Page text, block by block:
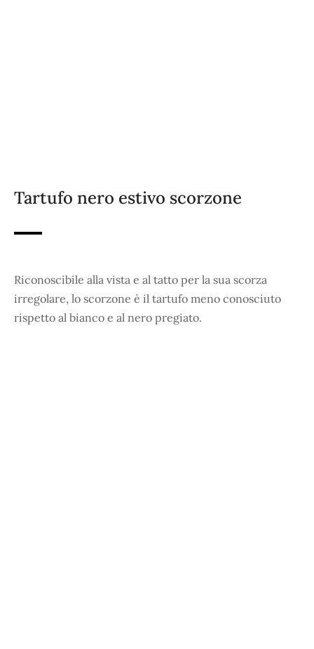
Tartufo nero estivo scorzone
Riconoscibile alla vista e al tatto per la sua scorza
irregolare, lo scorzone è il tartufo meno conosciuto
rispetto al bianco e al nero pregiato.